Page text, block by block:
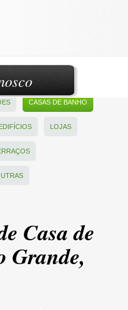
CASAS DE BANHO
LOJAS
Casa de
Grande,